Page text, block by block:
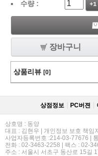
수량 :
+1
장바구니
상품리뷰 [0]
상점정보 PC버젼
상호명 : 동양
대표 : 김현우 | 개인정보 보호 책임
사업자등록번호 :214-03-77676 |
전화 : 02-3463-2258 | 팩스 : 02-
주소 : 서울시 서초구 동산로 15길